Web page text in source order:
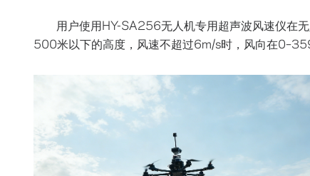
用户使用HY-SA256无人机专用超声波风速仪在
500米以下的高度，风速不超过6m/s时，风向在